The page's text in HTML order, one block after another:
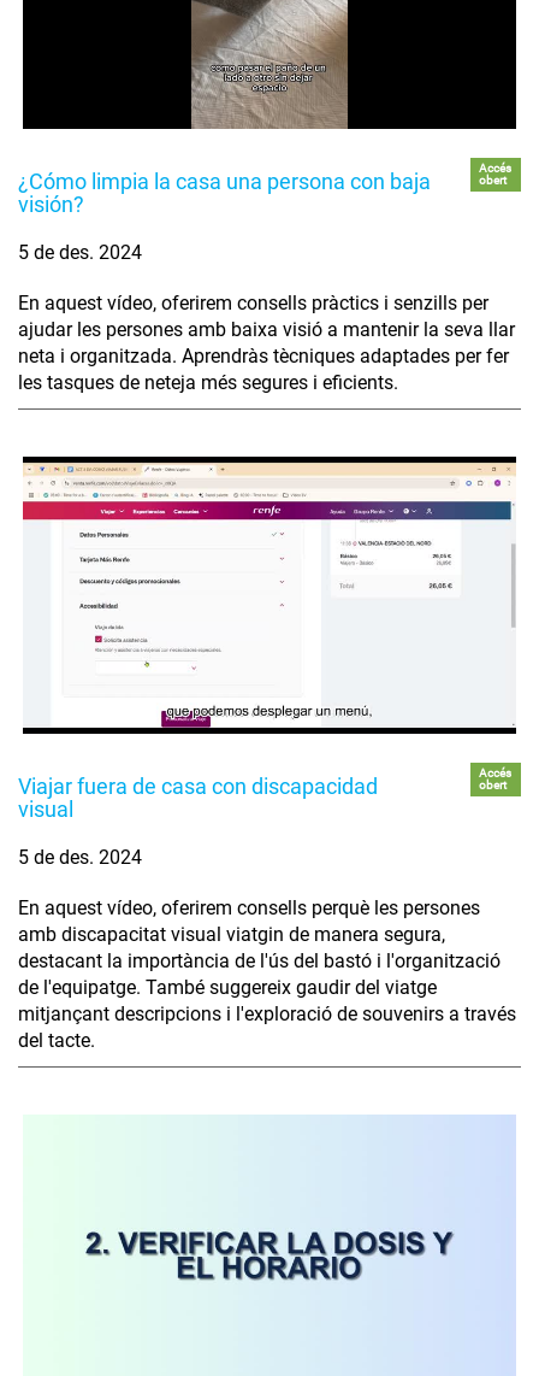
¿Cómo limpia la casa una persona con baja
visión?
Accés
obert
5 de des. 2024
En aquest vídeo, oferirem consells pràctics i senzills per
ajudar les persones amb baixa visió a mantenir la seva llar
neta i organitzada. Aprendràs tècniques adaptades per fer
les tasques de neteja més segures i eficients.
Viajar fuera de casa con discapacidad
visual
Accés
obert
5 de des. 2024
En aquest vídeo, oferirem consells perquè les persones
amb discapacitat visual viatgin de manera segura,
destacant la importància de l'ús del bastó i l'organització
de l'equipatge. També suggereix gaudir del viatge
mitjançant descripcions i l'exploració de souvenirs a través
del tacte.